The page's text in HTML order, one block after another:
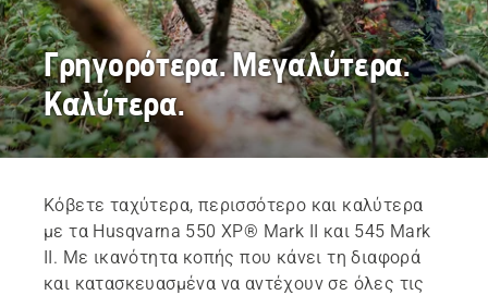
Γρηγορότερα. Μεγαλύτερα.
Καλύτερα.
Κόβετε ταχύτερα, περισσότερο και καλύτερα
με τα Husqvarna 550 XP® Mark II και 545 Mark
II. Με ικανότητα κοπής που κάνει τη διαφορά
και κατασκευασμένα να αντέχουν σε όλες τις